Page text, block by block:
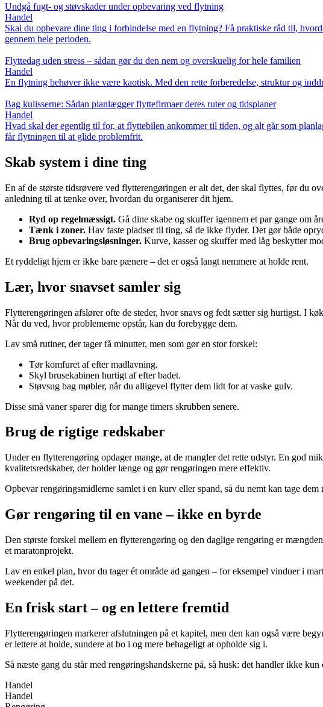
Undgå fugt- og støvskader under opbevaring ved flytning
Handel
Skal du opbevare dine ting i forbindelse med en flytning? Få praktiske råd til,
gennem hele perioden.
Flyttedag uden stress – sådan gør du den nem og overskuelig for hele familien
Handel
En flytning behøver ikke være kaotisk. Med den rette forberedelse, struktur og
Bag kulisserne: Sådan planlægger flyttefirmaer deres ruter og tidsplaner
Handel
Hvad skal der egentlig til for, at flyttebilen ankommer til tiden, og alt går som
får flytningen til at glide problemfrit.
Skab system i dine ting
En af de største tidsrøvere ved flytterengøringen er alt det, der skal flyttes, før du
anledning til at tænke over, hvordan du organiserer dit hjem.
Ryd op regelmæssigt. Gå dine skabe og skuffer igennem et par gange om
Tænk i zoner. Hav faste pladser til ting, så de ikke flyder. Det gør både
Brug opbevaringsløsninger. Kurve, kasser og skuffer med låg beskytter
Et ryddeligt hjem er ikke bare pænere – det er også langt nemmere at holde rent.
Lær, hvor snavset samler sig
Flytterengøringen afslører ofte de steder, hvor snavs og fedt sætter sig hurtigst. I
Når du ved, hvor problemerne opstår, kan du forebygge dem.
Lav små rutiner, der tager få minutter, men som gør en stor forskel:
Tør komfuret af efter madlavning.
Skyl brusekabinen hurtigt af efter badet.
Støvsug bag møbler, når du alligevel flytter dem lidt for at vaske gulv.
Disse små vaner sparer dig for mange timers skrubben senere.
Brug de rigtige redskaber
Under en flytterengøring opdager mange, at de mangler det rette udstyr. En god
kvalitetsredskaber, der holder længe og gør rengøringen mere effektiv.
Opbevar rengøringsmidlerne samlet i en kurv eller spand, så du nemt kan tage
Gør rengøring til en vane – ikke en byrde
Den største forskel mellem en flytterengøring og den daglige rengøring er
et maratonprojekt.
Lav en enkel plan, hvor du tager ét område ad gangen – for eksempel vinduer i
weekender på det.
En frisk start – og en lettere fremtid
Flytterengøringen markerer afslutningen på et kapitel, men den kan også være
er lettere at holde, sundere at bo i og mere behageligt at opholde sig i.
Så næste gang du står med rengøringshandskerne på, så husk: det handler ikke
Handel
Handel